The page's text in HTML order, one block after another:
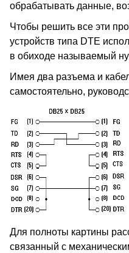
обрабатывать данные,
Чтобы решить все эти
устройств типа DTE
в обиходе называемый
Имея два разъема и
самостоятельно,
Для полноты картины
связанный с